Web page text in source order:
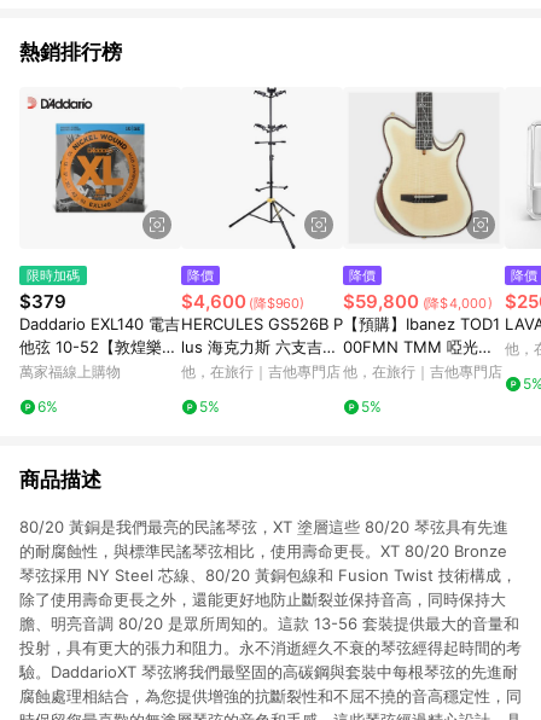
熱銷排行榜
限時加碼
$379
Daddario EXL140 電吉
他弦 10-52【敦煌樂
器】
萬家福線上購物
6%
降價
$4,600 (降$960)
HERCULES GS526B P
lus 海克力斯 六支吉他
架
他，在旅行｜吉他專門店
5%
降價
$59,800 (降$4,000)
【預購】Ibanez TOD1
00FMN TMM 啞光烤
棉花糖 虎紋楓木面板
Tim Henson簽名款 尼
他，在旅行｜吉他專門店
5%
降價
他，
商品描述
80/20 黃銅是我們最亮的民謠琴弦，XT 塗層這些 80/20 琴弦具有先進
的耐腐蝕性，與標準民謠琴弦相比，使用壽命更長。XT 80/20 Bronze
琴弦採用 NY Steel 芯線、80/20 黃銅包線和 Fusion Twist 技術構成，
除了使用壽命更長之外，還能更好地防止斷裂並保持音高，同時保持大
膽、明亮音調 80/20 是眾所周知的。這款 13-56 套裝提供最大的音量和
投射，具有更大的張力和阻力。永不消逝經久不衰的琴弦經得起時間的考
驗。DaddarioXT 琴弦將我們最堅固的高碳鋼與套裝中每根琴弦的先進耐
腐蝕處理相結合，為您提供增強的抗斷裂性和不屈不撓的音高穩定性，同